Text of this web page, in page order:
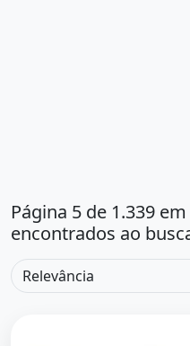
Página 5 de 1.339
encontrados ao